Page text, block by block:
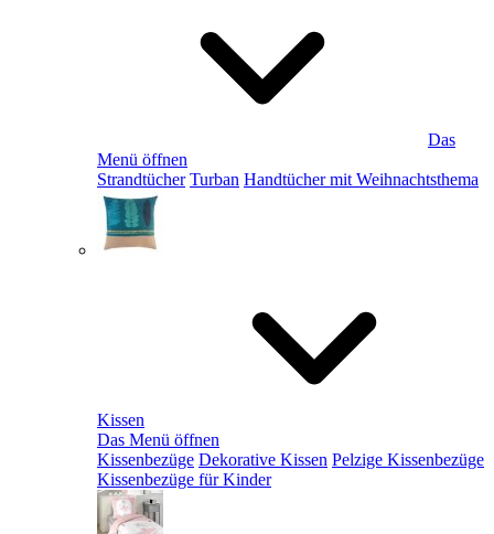
Das
Menü öffnen
Strandtücher Turban Handtücher mit Weihnachtsthema
Kissen
Das Menü öffnen
Kissenbezüge Dekorative Kissen Pelzige Kissenbezüge
Kissenbezüge für Kinder